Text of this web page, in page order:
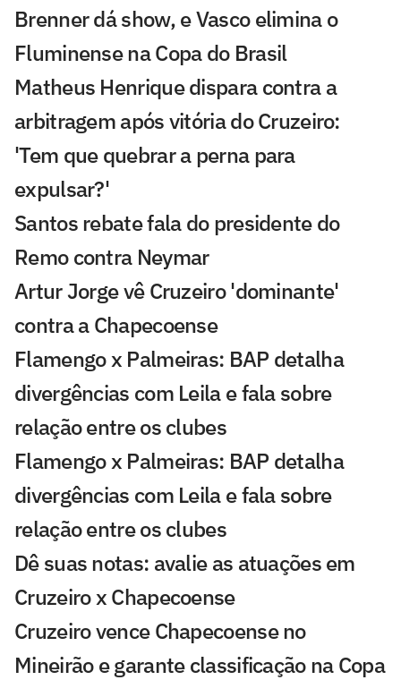
Brenner dá show, e Vasco elimina o
Fluminense na Copa do Brasil
Matheus Henrique dispara contra a
arbitragem após vitória do Cruzeiro:
'Tem que quebrar a perna para
expulsar?'
Santos rebate fala do presidente do
Remo contra Neymar
Artur Jorge vê Cruzeiro 'dominante'
contra a Chapecoense
Flamengo x Palmeiras: BAP detalha
divergências com Leila e fala sobre
relação entre os clubes
Flamengo x Palmeiras: BAP detalha
divergências com Leila e fala sobre
relação entre os clubes
Dê suas notas: avalie as atuações em
Cruzeiro x Chapecoense
Cruzeiro vence Chapecoense no
Mineirão e garante classificação na Copa